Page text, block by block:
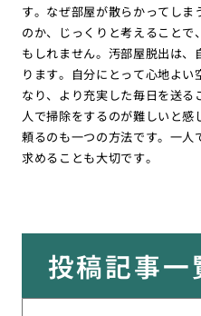
す。なぜ部屋が散らかってし
のか、じっくりと考えること
もしれません。汚部屋脱出は
ります。自分にとって心地よ
なり、より充実した毎日を送
人で掃除をするのが難しいと
頼るのも一つの方法です。一人
求めることも大切です。
投稿記事一